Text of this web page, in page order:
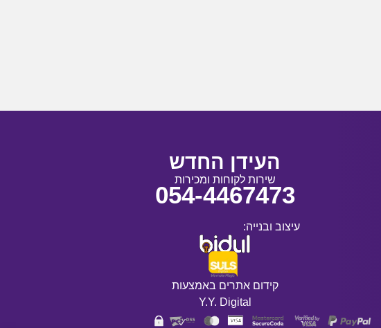
העידן החדש
שירות לקוחות ומכירות
054-4467473
עיצוב ובנייה:
קידום אתרים באמצעות
Y.Y. Digital